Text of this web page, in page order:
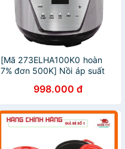
[Mã 273ELHA100K0 hoàn
7% đơn 500K] Nồi áp suất
12 tháng998.000 đ